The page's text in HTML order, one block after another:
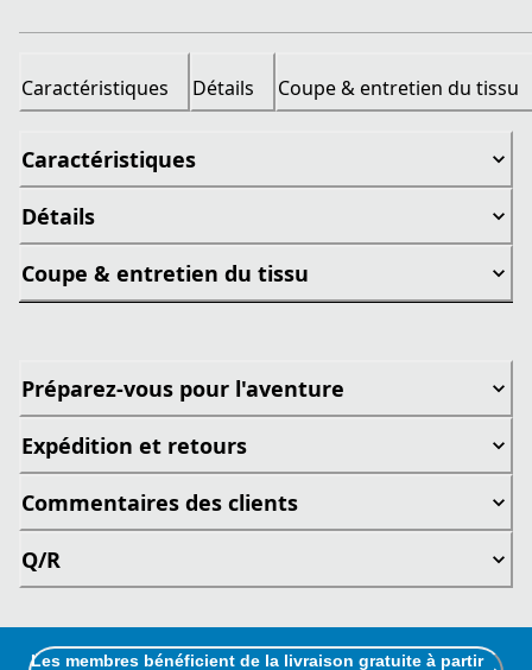
Caractéristiques Détails Coupe & entretien du tissu
Caractéristiques
Détails
Coupe & entretien du tissu
Préparez-vous pour l'aventure
Expédition et retours
Commentaires des clients
Q/R
Les membres bénéficient de la livraison gratuite à partir